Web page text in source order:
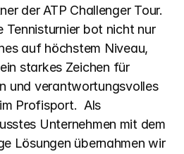
der ATP Challenger Tour.
Tennisturnier bot nicht nur
auf höchstem Niveau,
starkes Zeichen für
und verantwortungsvolles
Profisport.  Als
Unternehmen mit dem
Lösungen übernahmen wir